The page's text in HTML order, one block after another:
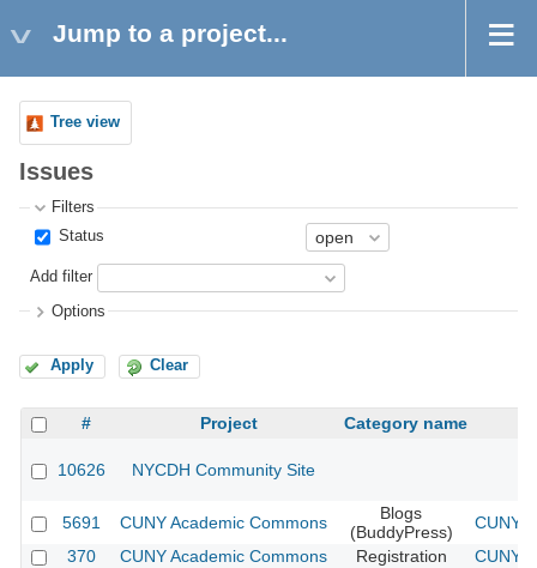
Jump to a project...
Tree view
Issues
Filters
Status
Add filter
Options
Apply Clear
# Project Category name
10626 NYCDH Community Site
5691 CUNY Academic Commons
Blogs
(BuddyPress)
CUNY
370
CUNY Academic Commons Registration CUNY